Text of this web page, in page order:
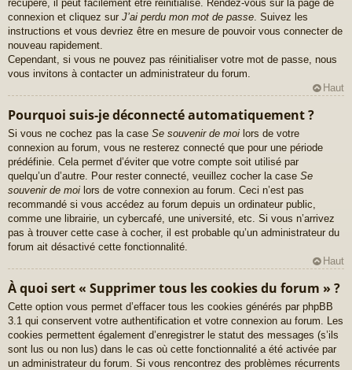
récupéré, il peut facilement être réinitialisé. Rendez-vous sur la page de
connexion et cliquez sur J’ai perdu mon mot de passe . Suivez les
instructions et vous devriez être en mesure de pouvoir vous connecter de
nouveau rapidement.
Cependant, si vous ne pouvez pas réinitialiser votre mot de passe, nous
vous invitons à contacter un administrateur du forum.
Haut
Pourquoi suis-je déconnecté automatiquement ?
Si vous ne cochez pas la case Se souvenir de moi lors de votre
connexion au forum, vous ne resterez connecté que pour une période
prédéfinie. Cela permet d’éviter que votre compte soit utilisé par
quelqu’un d’autre. Pour rester connecté, veuillez cocher la case Se
souvenir de moi lors de votre connexion au forum. Ceci n’est pas
recommandé si vous accédez au forum depuis un ordinateur public,
comme une librairie, un cybercafé, une université, etc. Si vous n’arrivez
pas à trouver cette case à cocher, il est probable qu’un administrateur du
forum ait désactivé cette fonctionnalité.
Haut
À quoi sert « Supprimer tous les cookies du forum » ?
Cette option vous permet d’effacer tous les cookies générés par phpBB
3.1 qui conservent votre authentification et votre connexion au forum. Les
cookies permettent également d’enregistrer le statut des messages (s’ils
sont lus ou non lus) dans le cas où cette fonctionnalité a été activée par
un administrateur du forum. Si vous rencontrez des problèmes récurrents